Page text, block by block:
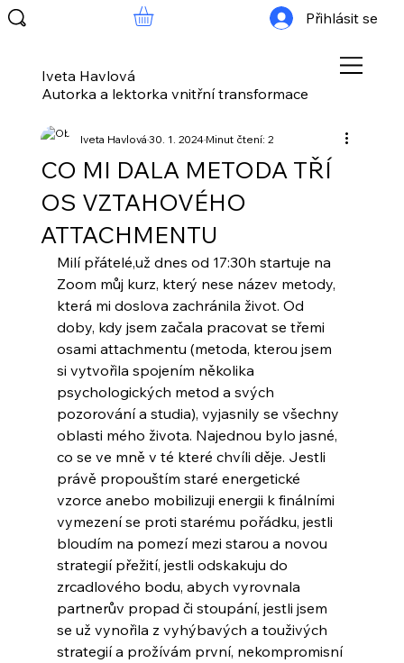
Iveta Havlová
Autorka a lektorka vnitřní transformace
Přihlásit se
CO MI DALA METODA TŘÍ
OS VZTAHOVÉHO
ATTACHMENTU
Iveta Havlová30. 1. 2024Minut čtení: 2
Milí přátelé,už dnes od 17:30h startuje na
Zoom můj kurz, který nese název metody,
která mi doslova zachránila život. Od
doby, kdy jsem začala pracovat se třemi
osami attachmentu (metoda, kterou jsem
si vytvořila spojením několika
psychologických metod a svých
pozorování a studia), vyjasnily se všechny
oblasti mého života. Najednou bylo jasné,
co se ve mně v té které chvíli děje. Jestli
právě propouštím staré energetické
vzorce anebo mobilizuji energii k finálními
vymezení se proti starému pořádku, jestli
bloudím na pomezí mezi starou a novou
strategií přežití, jestli odskakuju do
zrcadlového bodu, abych vyrovnala
partnerův propad či stoupání, jestli jsem
se už vynořila z vyhýbavých a touživých
strategií a prožívám první, nekompromisní